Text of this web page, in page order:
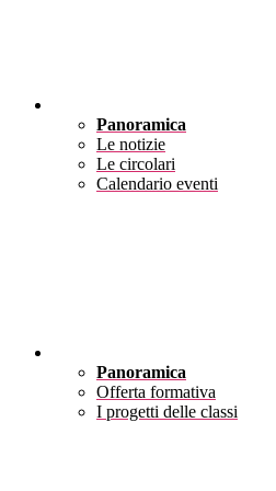
Panoramica
Le notizie
Le circolari
Calendario eventi
Panoramica
Offerta formativa
I progetti delle classi